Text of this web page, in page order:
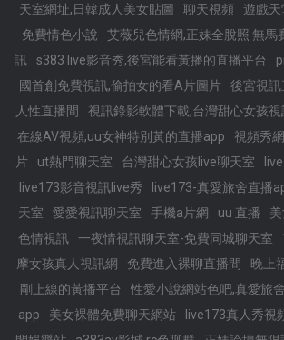
天室網址,日韓成人美女貼圖
聊天視頻
遊戲天
免費情色小說
艾薇兒色情網,正妹全脫照 無馬
訊
s383 live影音秀,後宮能看黃播的直播平台
國首創免費視訊,偷拍女的看A片圖片
後宮視
人性直播間
視訊錄影軟體下載,台灣甜心女孩視
在線AV視頻,uu女神特別黃的直播app
視頻秀
片
ut熱門聊天室 台灣甜心女孩live聊天室
live173影音視訊live秀
live173-真愛旅舍直播
天室
愛愛視訊聊天室 手機a片網 uu 直播
色情視訊
一夜情視訊聊天室-免費同城聊天室
摩女孩真人視訊網
免費進入裸聊直播間 晚上
剛上線的黃播平台
性愛小說網站色吧,真愛旅
app
美女裸體免費聊天網站
live173真人秀視